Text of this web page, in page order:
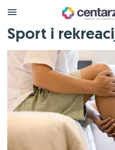
Sport i